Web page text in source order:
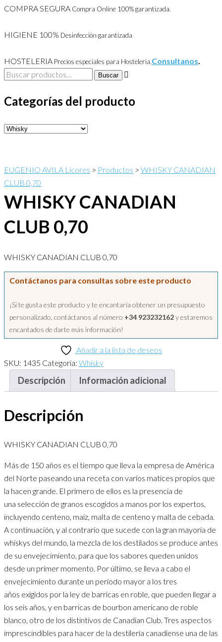
COMPRA SEGURA Compra Online 100% garantizada.
HIGIENE 100% Desinfección garantizada
HOSTELERIA Precios especiales para Hosteleria.Consultanos.
Buscar
Buscar
Categorías del producto
EUGENIO AVILA Licores > Productos > WHISKY CANADIAN
CLUB 0,70
WHISKY CANADIAN
CLUB 0,70
WHISKY CANADIAN CLUB 0,70
Contáctanos para consultas sobre este producto
¡Si te gusta este producto y te encantaría obtener un presupuesto
personalizado, contáctanos al número +34 923232162y estaremos
encantados de darte más información!
Añadir a la lista de deseos
SKU: 1435 Categoría: Whisky
Descripción Información adicional
Descripción
WHISKY CANADIAN CLUB 0,70
Más de 150 años es el tiempo que lleva la empresa de América
del Norte paseando una receta con varios matices propios que
la hacen grande. El primero de ellos es la presencia de
una selección de granos escogidos a manos por los expertos,
incluyendo centeno, maíz, malta de centeno y malta de cebada.
A continuación, y al contrario que sucede con la gran mayoría de
whiskys del mundo, la mezcla de los destilados se produce antes
de su envejecimiento, para que los sabores queden unidos
desde un primer momento. Por último, se lleva a cabo el
envejecimiento durante un período mayor a los tres
años exigidos por la ley de barricas en roble, que pueden llegar a
los seis años, y en barricas de bourbon americano de roble
blanco, otro de los distintivos de Canadian Club. Tres aspectos
imprescindibles para hacer de la destilería canadiense una de las